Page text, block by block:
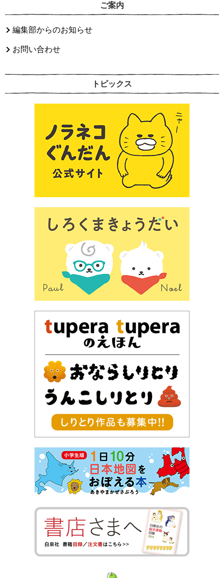
ご案内
編集部からのお知らせ
お問い合わせ
トピックス